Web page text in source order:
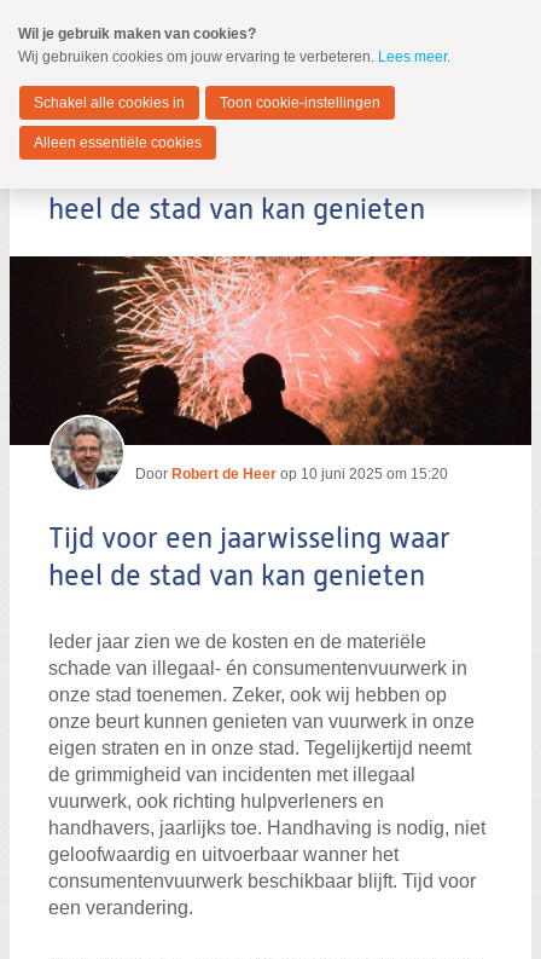
naar
Spring
de
inhoud
Spring
naar
hoofdmenu
Dordrecht
MENU
Zoeken:
Zoeken
heel de stad van kan genieten
Door Robert de Heer op 10 juni 2025 om 15:20
Tijd voor een jaarwisseling waar
heel de stad van kan genieten
Ieder jaar zien we de kosten en de materiële
schade van illegaal- én consumentenvuurwerk in
onze stad toenemen. Zeker, ook wij hebben op
onze beurt kunnen genieten van vuurwerk in onze
eigen straten en in onze stad. Tegelijkertijd neemt
de grimmigheid van incidenten met illegaal
vuurwerk, ook richting hulpverleners en
handhavers, jaarlijks toe. Handhaving is nodig, niet
geloofwaardig en uitvoerbaar wanner het
consumentenvuurwerk beschikbaar blijft. Tijd voor
een verandering.
Wil je gebruik maken van cookies?
Wij gebruiken cookies om jouw ervaring te verbeteren. Lees meer.
Schakel alle cookies in Toon cookie-instellingen
Alleen essentiële cookies